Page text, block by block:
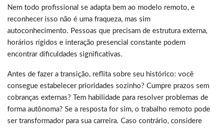
Nem todo profissional se adapta bem ao modelo remoto, e
reconhecer isso não é uma fraqueza, mas sim
autoconhecimento. Pessoas que precisam de estrutura externa,
horários rígidos e interação presencial constante podem
encontrar dificuldades significativas.
Antes de fazer a transição, reflita sobre seu histórico: você
consegue estabelecer prioridades sozinho? Cumpre prazos sem
cobranças externas? Tem habilidade para resolver problemas de
forma autônoma? Se a resposta for sim, o trabalho remoto pode
ser transformador para sua carreira. Caso contrário, considere